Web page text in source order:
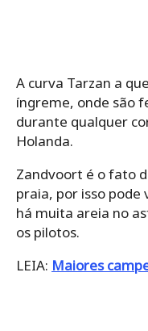
A curva Tarzan a
íngreme, onde são
durante qualquer
Holanda.
Zandvoort é o fato
praia, por isso
há muita areia no
os pilotos.
LEIA: Maiores